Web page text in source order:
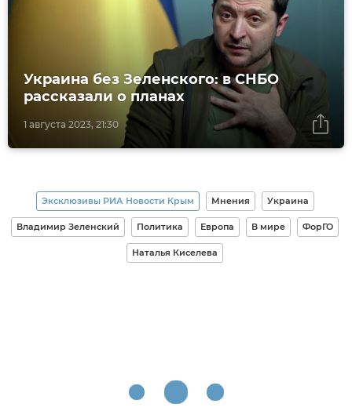
1 августа 2023, 21:30
Украина без Зеленского: в СНБО
рассказали о планах
Эксклюзивы РИА Новости Крым Мнения Украина
Владимир Зеленский Политика Европа В мире ФорГО
Наталья Киселева